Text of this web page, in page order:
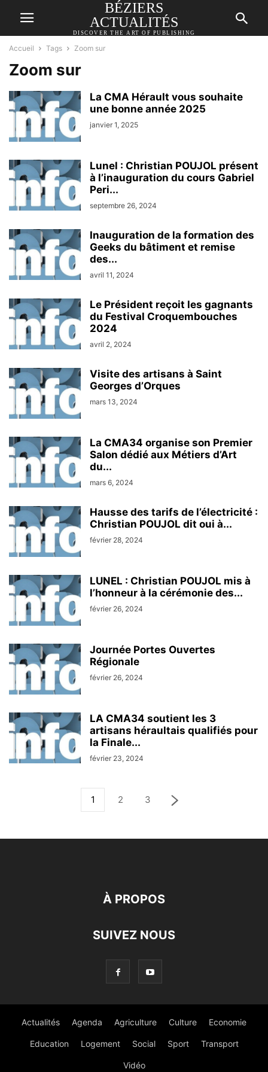
BÉZIERS
ACTUALITÉS
DISCOVER THE ART OF PUBLISHING
Accueil Tags Zoom sur
Zoom sur
La CMA Hérault vous souhaite
une bonne année 2025
janvier 1, 2025
Lunel : Christian POUJOL présent
à l’inauguration du cours Gabriel
Peri...
septembre 26, 2024
Inauguration de la formation des
Geeks du bâtiment et remise
des...
avril 11, 2024
Le Président reçoit les gagnants
du Festival Croquembouches
2024
avril 2, 2024
Visite des artisans à Saint
Georges d’Orques
mars 13, 2024
La CMA34 organise son Premier
Salon dédié aux Métiers d’Art
du...
mars 6, 2024
Hausse des tarifs de l’électricité :
Christian POUJOL dit oui à...
février 28, 2024
LUNEL : Christian POUJOL mis à
l’honneur à la cérémonie des...
février 26, 2024
Journée Portes Ouvertes
Régionale
février 26, 2024
LA CMA34 soutient les 3
artisans héraultais qualifiés pour
la Finale...
février 23, 2024
1 2 3
À PROPOS
SUIVEZ NOUS
Actualités Agenda Agriculture Culture Economie
Education Logement Social Sport Transport
Vidéo